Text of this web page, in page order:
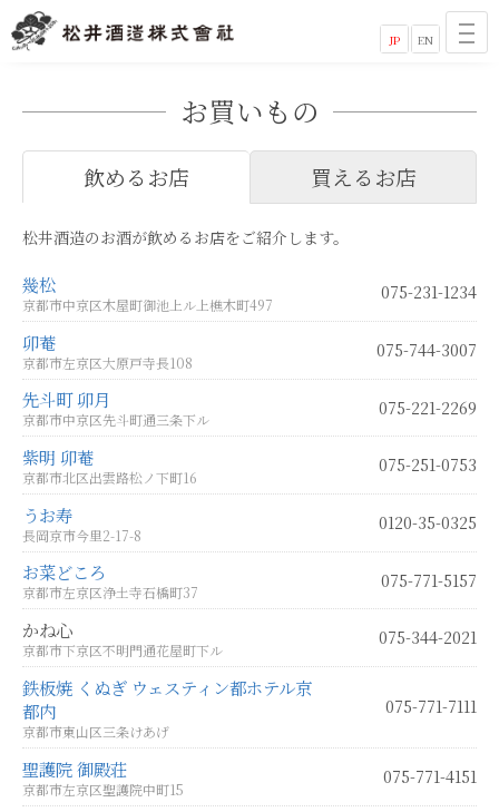
JP EN
お買いもの
飲めるお店 買えるお店
松井酒造のお酒が飲めるお店をご紹介します。
幾松
京都市中京区木屋町御池上ル上樵木町497
075-231-1234
卯菴
京都市左京区大原戸寺長108
075-744-3007
先斗町 卯月
京都市中京区先斗町通三条下ル
075-221-2269
紫明 卯菴
京都市北区出雲路松ノ下町16
075-251-0753
うお寿
長岡京市今里2-17-8
0120-35-0325
お菜どころ
京都市左京区浄土寺石橋町37
075-771-5157
かね心
京都市下京区不明門通花屋町下ル
075-344-2021
鉄板焼 くぬぎ ウェスティン都ホテル京
都内
京都市東山区三条けあげ
075-771-7111
聖護院 御殿荘
京都市左京区聖護院中町15
075-771-4151